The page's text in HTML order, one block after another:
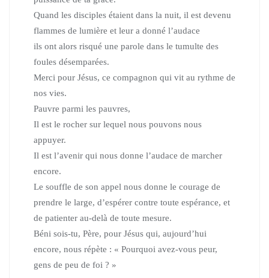
Quand les disciples étaient dans la nuit, il est devenu
flammes de lumière et leur a donné l’audace
ils ont alors risqué une parole dans le tumulte des
foules désemparées.
Merci pour Jésus, ce compagnon qui vit au rythme de
nos vies.
Pauvre parmi les pauvres,
Il est le rocher sur lequel nous pouvons nous
appuyer.
Il est l’avenir qui nous donne l’audace de marcher
encore.
Le souffle de son appel nous donne le courage de
prendre le large, d’espérer contre toute espérance, et
de patienter au-delà de toute mesure.
Béni sois-tu, Père, pour Jésus qui, aujourd’hui
encore, nous répète : « Pourquoi avez-vous peur,
gens de peu de foi ? »